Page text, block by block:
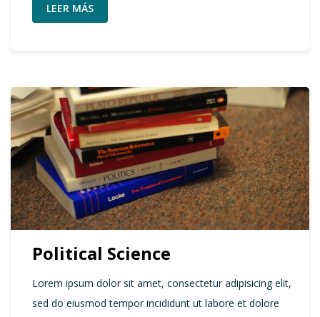
LEER MÁS
Political Science
Lorem ipsum dolor sit amet, consectetur adipisicing elit,
sed do eiusmod tempor incididunt ut labore et dolore